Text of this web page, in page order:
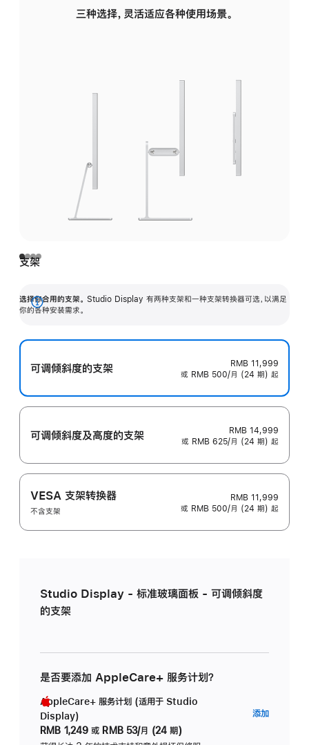
三种选择，灵活适应各种使用场景。
支架
选择你合用的支架。 Studio Display 有两种支架和一种支架转换器可选，以满足
你的各种安装需求。
展
可调倾斜度的支架
RMB 11,999
或 RMB 500/月 (24 期) 起
可调倾斜度及高‍度的支‍架
RMB 14,999
或 RMB 625/月 (24 期) 起
VESA 支架转换器
不含支架
RMB 11,999
或 RMB 500/月 (24 期) 起
Studio Display - 标准玻璃面板 - 可调倾斜度
的支架
是否要添加 AppleCare+ 服务计划？
AppleCare+ 服务计划 (适用于 Studio
Display)
RMB 1,249 或 RMB 53/月 (24 期)
添加